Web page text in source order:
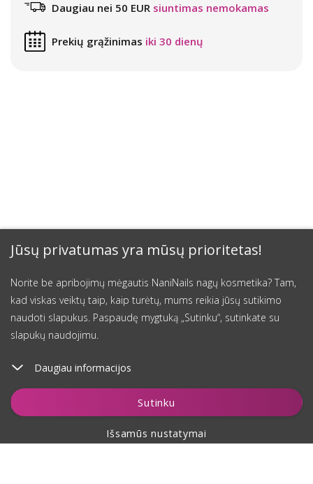
Jūsų privatumas yra mūsų prioritetas!
Norite be apribojimų mėgautis NaniNails nagų kosmetika? Tam,
kad viskas veiktų taip, kaip turėtų, mums reikia jūsų sutikimo
naudoti slapukus. Paspaudę mygtuką „Sutinku“, sutinkate su
slapukų naudojimu.
Daugiau informacijos
Sutinku
Išsamūs nustatymai
Įdėti į krepšelį
Daugiau nei 50 EUR siuntimas nemokamas
Prekių grąžinimas iki 30 dienų